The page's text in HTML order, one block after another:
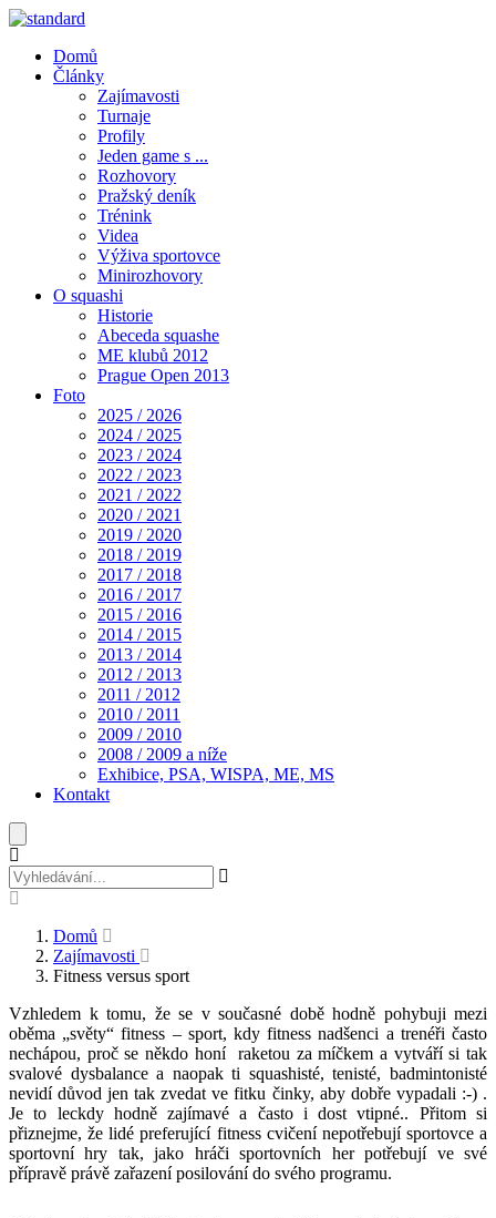
Domů
Články
Zajímavosti
Turnaje
Profily
Jeden game s ...
Rozhovory
Pražský deník
Trénink
Videa
Výživa sportovce
Minirozhovory
O squashi
Historie
Abeceda squashe
ME klubů 2012
Prague Open 2013
Foto
2025 / 2026
2024 / 2025
2023 / 2024
2022 / 2023
2021 / 2022
2020 / 2021
2019 / 2020
2018 / 2019
2017 / 2018
2016 / 2017
2015 / 2016
2014 / 2015
2013 / 2014
2012 / 2013
2011 / 2012
2010 / 2011
2009 / 2010
2008 / 2009 a níže
Exhibice, PSA, WISPA, ME, MS
Kontakt
Domů
Zajímavosti
Fitness versus sport
Vzhledem k tomu, že se v současné době hodně pohybuji mezi
oběma „světy“ fitness – sport, kdy fitness nadšenci a trenéři často
nechápou, proč se někdo honí raketou za míčkem a vytváří si tak
svalové dysbalance a naopak ti squashisté, tenisté, badmintonisté
nevidí důvod jen tak zvedat ve fitku činky, aby dobře vypadali :-) .
Je to leckdy hodně zajímavé a často i dost vtipné.. Přitom si
přiznejme, že lidé preferující fitness cvičení nepotřebují sportovce a
sportovní hry tak, jako hráči sportovních her potřebují ve své
přípravě právě zařazení posilování do svého programu.